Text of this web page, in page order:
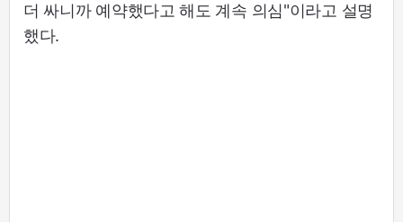
더 싸니까 예약했다고 해도 계속 의심"이라고 설명
했다.